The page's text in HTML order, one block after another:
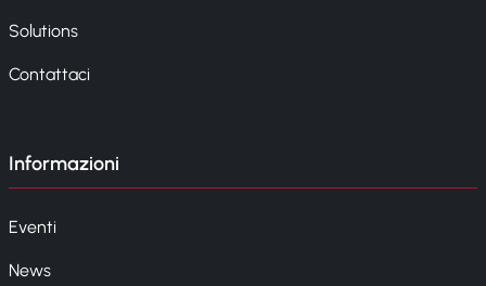
Solutions
Contattaci
Informazioni
Eventi
News